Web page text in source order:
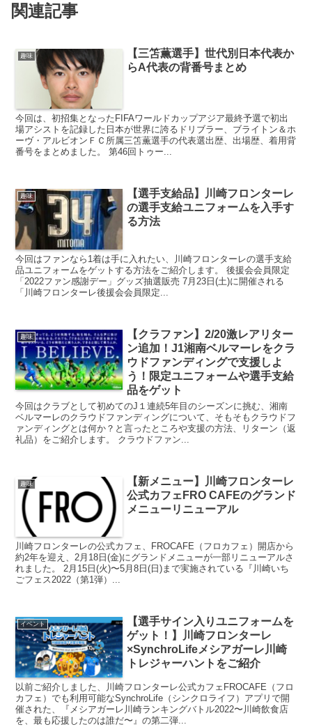
関連記事
趣味
【三笘薫選手】世代別日本代表か
らA代表の背番号まとめ
今回は、初招集となったFIFAワールドカップアジア最終予選で初出
場アシストを記録した日本が世界に誇るドリブラー、ブライトン＆ホ
ーヴ・アルビオンＦＣ所属三笘薫選手の代表選出歴、出場歴、着用背
番号をまとめました。 第46回トゥー...
趣味
【選手支給品】川崎フロンターレ
の選手支給ユニフォームを入手す
る方法
今回はファンなら1着は手に入れたい、川崎フロンターレの選手支給
品ユニフォームをゲットする方法をご紹介します。 後援会会員限定
「2022ファン感謝デー」グッズ抽選販売 7月23日(土)に開催される
「川崎フロンターレ後援会会員限定...
趣味
【クラファン】2/20激レアリター
ン追加！J1湘南ベルマーレをクラ
ウドファンディングで支援しよ
う！限定ユニフォームや選手支給
品をゲット
今回はクラブとして初めてのJ１連続5年目のシーズンに挑む、湘南
ベルマーレのクラウドファンディングについて、そもそもクラウドフ
ァンディングとは何か？と言ったところや支援の方法、リターン（返
礼品）をご紹介します。 クラウドファン...
趣味
【新メニュー】川崎フロンターレ
公式カフェFRO CAFEのグランド
メニューリニューアル
川崎フロンターレの公式カフェ、FROCAFE（フロカフェ）開店から
約2年を迎え、2月18日(金)にグランドメニューが一部リニューアルさ
れました。 2月15日(火)〜5月8日(日)まで実施されている『川崎いち
ごフェス2022（第1弾）...
イベント
【選手サイン入りユニフォームを
ゲット！】川崎フロンターレ
×SynchroLifeメシアガーレ川崎
トレジャーハントをご紹介
以前ご紹介しました、川崎フロンターレ公式カフェFROCAFE（フロ
カフェ）でも利用可能なSynchroLife（シンクロライフ）アプリで開
催された、『メシアガーレ川崎ランキングバトル2022〜川崎飲食店
を、最も応援したのは誰だ〜』の第二弾...